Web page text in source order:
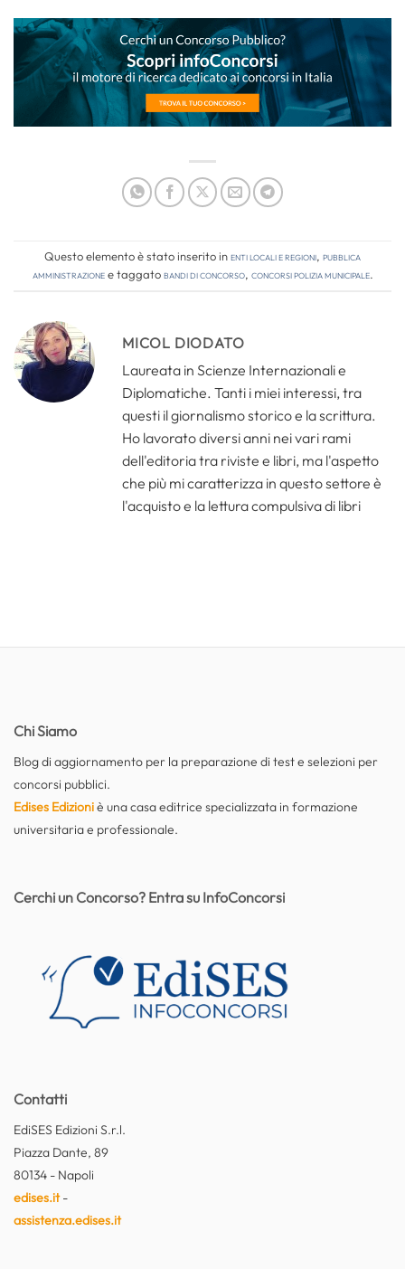
Questo elemento è stato inserito inEnti locali e regioni, Pubblica
amministrazionee taggatobandi di concorso, concorsi polizia municipale.
MICOL DIODATO
Laureata in Scienze Internazionali e
Diplomatiche. Tanti i miei interessi, tra
questi il giornalismo storico e la scrittura.
Ho lavorato diversi anni nei vari rami
dell'editoria tra riviste e libri, ma l'aspetto
che più mi caratterizza in questo settore è
l'acquisto e la lettura compulsiva di libri
Chi Siamo
Blog di aggiornamento per la preparazione di test e selezioni per
concorsi pubblici.
Edises Edizioniè una casa editrice specializzata in formazione
universitaria e professionale.
Contatti
EdiSES Edizioni S.r.l.
Piazza Dante, 89
80134 - Napoli
edises.it-
assistenza.edises.it
Cerchi un Concorso? Entra su InfoConcorsi